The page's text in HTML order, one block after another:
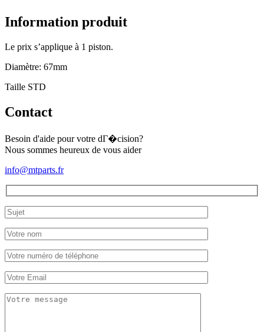
pistons
Hinomoto
14
Information produit
Le prix s’applique à 1 piston.
Diamètre: 67mm
Taille STD
Contact
Besoin d'aide pour votre dГ�cision?
Nous sommes heureux de vous aider
info@mtparts.fr